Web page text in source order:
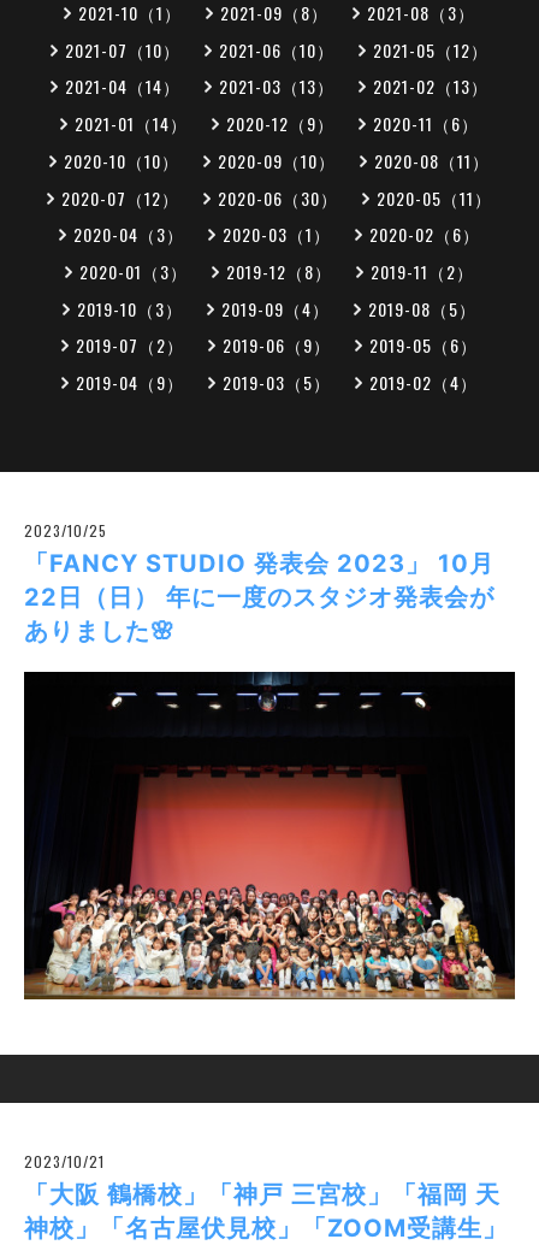
2021-10（1）
2021-09（8）
2021-08（3）
2021-07（10）
2021-06（10）
2021-05（12）
2021-04（14）
2021-03（13）
2021-02（13）
2021-01（14）
2020-12（9）
2020-11（6）
2020-10（10）
2020-09（10）
2020-08（11）
2020-07（12）
2020-06（30）
2020-05（11）
2020-04（3）
2020-03（1）
2020-02（6）
2020-01（3）
2019-12（8）
2019-11（2）
2019-10（3）
2019-09（4）
2019-08（5）
2019-07（2）
2019-06（9）
2019-05（6）
2019-04（9）
2019-03（5） 2019-02（4）
2023/10/25
「FANCY STUDIO 発表会 2023」 10月
22日（日） 年に一度のスタジオ発表会が
ありました🌸
2023/10/21
「大阪 鶴橋校」「神戸 三宮校」「福岡 天
神校」「名古屋伏見校」「ZOOM受講生」